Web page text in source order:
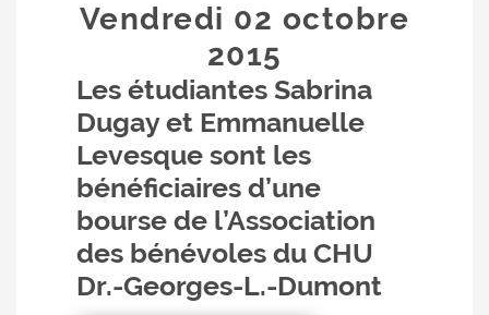
Vendredi 02 octobre
2015
Les étudiantes Sabrina
Dugay et Emmanuelle
Levesque sont les
bénéficiaires d’une
bourse de l’Association
des bénévoles du CHU
Dr.-Georges-L.-Dumont